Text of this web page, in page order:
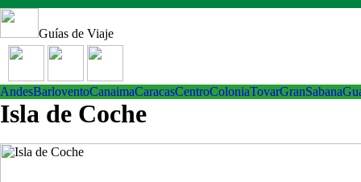
Guías de Viaje
AndesBarloventoCanaimaCaracasCentroColoniaTovarGranSabana
Isla de Coche